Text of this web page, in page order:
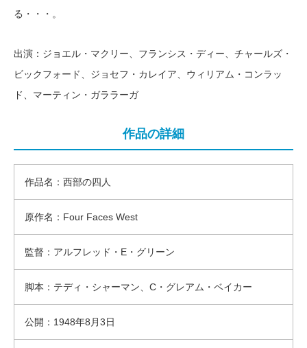
る・・・。
出演：ジョエル・マクリー、フランシス・ディー、チャールズ・
ビックフォード、ジョセフ・カレイア、ウィリアム・コンラッ
ド、マーティン・ガララーガ
作品の詳細
作品名：西部の四人
原作名：Four Faces West
監督：アルフレッド・E・グリーン
脚本：テディ・シャーマン、C・グレアム・ベイカー
公開：1948年8月3日